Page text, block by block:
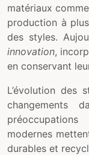
matériaux
production à
des styles.
innovation,
en conservant
L’évolution des
préoccupations
modernes
durables et